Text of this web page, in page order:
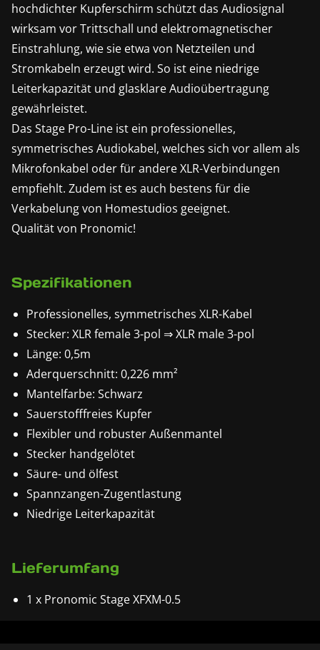
hochdichter Kupferschirm schützt das Audiosignal
wirksam vor Trittschall und elektromagnetischer
Einstrahlung, wie sie etwa von Netzteilen und
Stromkabeln erzeugt wird. So ist eine niedrige
Leiterkapazität und glasklare Audioübertragung
gewährleistet.
Das Stage Pro-Line ist ein professionelles,
symmetrisches Audiokabel, welches sich vor allem als
Mikrofonkabel oder für andere XLR-Verbindungen
empfiehlt. Zudem ist es auch bestens für die
Verkabelung von Homestudios geeignet.
Qualität von Pronomic!
Spezifikationen
Professionelles, symmetrisches XLR-Kabel
Stecker: XLR female 3-pol ⇒ XLR male 3-pol
Länge: 0,5m
Aderquerschnitt: 0,226 mm²
Mantelfarbe: Schwarz
Sauerstofffreies Kupfer
Flexibler und robuster Außenmantel
Stecker handgelötet
Säure- und ölfest
Spannzangen-Zugentlastung
Niedrige Leiterkapazität
Lieferumfang
1 x Pronomic Stage XFXM-0.5